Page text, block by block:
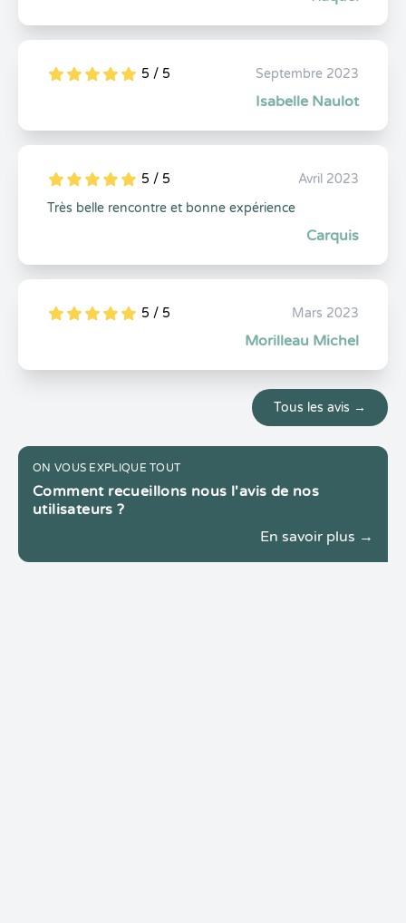
5
1
5
0 5 / 5 Septembre 2023
Isabelle Naulot
5
1
5
0 5 / 5
Avril 2023
Très belle rencontre et bonne expérience
Carquis
5
1
5
0 5 / 5 Mars 2023
Morilleau Michel
Tous les avis →
ON VOUS EXPLIQUE TOUT
Comment recueillons nous l'avis de nos
utilisateurs ?
En savoir plus →